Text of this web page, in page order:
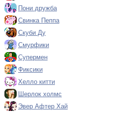
Пони дружба
Свинка Пеппа
Скуби Ду
Смурфики
Супермен
Фиксики
Хелло китти
Шерлок холмс
Эвер Афтер Хай